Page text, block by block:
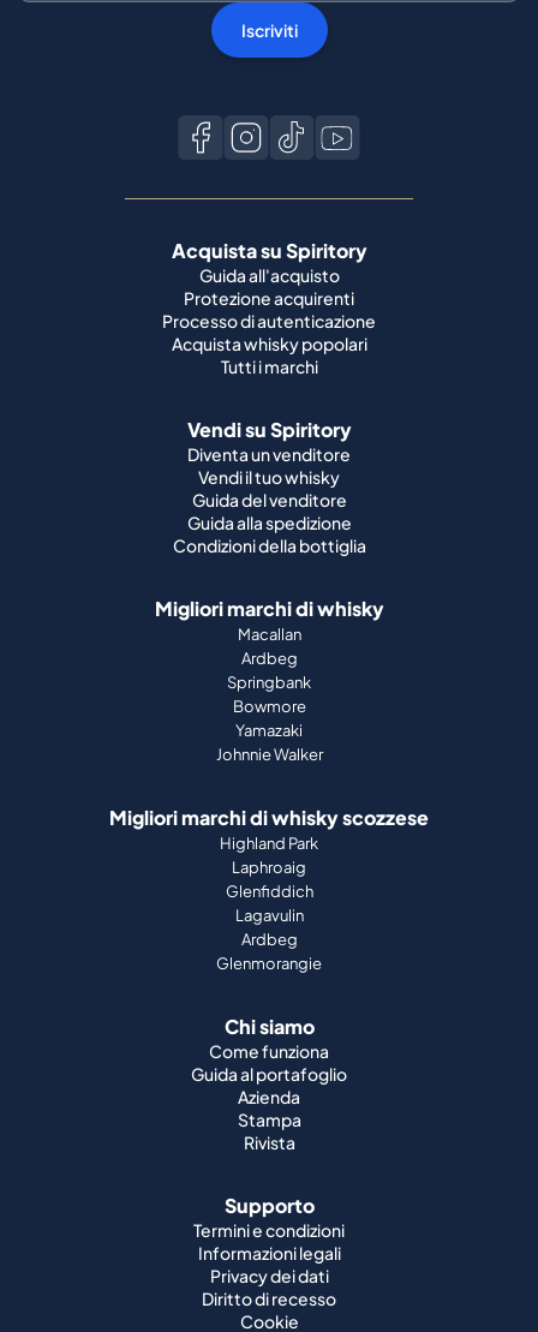
Iscriviti
Acquista su Spiritory
Guida all'acquisto
Protezione acquirenti
Processo di autenticazione
Acquista whisky popolari
Tutti i marchi
Vendi su Spiritory
Diventa un venditore
Vendi il tuo whisky
Guida del venditore
Guida alla spedizione
Condizioni della bottiglia
Migliori marchi di whisky
Macallan
Ardbeg
Springbank
Bowmore
Yamazaki
Johnnie Walker
Migliori marchi di whisky scozzese
Highland Park
Laphroaig
Glenfiddich
Lagavulin
Ardbeg
Glenmorangie
Chi siamo
Come funziona
Guida al portafoglio
Azienda
Stampa
Rivista
Supporto
Termini e condizioni
Informazioni legali
Privacy dei dati
Diritto di recesso
Cookie